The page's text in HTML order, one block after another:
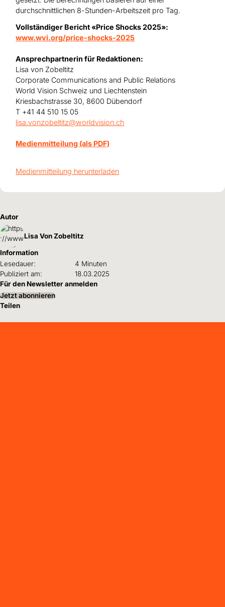
durchschnittlichen 8-Stunden-Arbeitszeit pro Tag.
Vollständiger Bericht «Price Shocks 2025»:
www.wvi.org/price-shocks-2025
Ansprechpartnerin für Redaktionen:
Lisa von Zobeltitz
Corporate Communications and Public Relations
World Vision Schweiz und Liechtenstein
Kriesbachstrasse 30, 8600 Dübendorf
T +41 44 510 15 05
lisa.vonzobeltitz@worldvision.ch
Medienmitteilung (als PDF)
Medienmitteilung herunterladen
Autor
Lisa Von Zobeltitz
Information
Lesedauer:
4 Minuten
Publiziert am:
18.03.2025
Für den Newsletter anmelden
Jetzt abonnieren
Teilen